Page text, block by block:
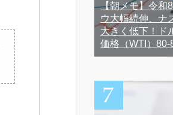
【朝メモ】令和
ウ大幅続伸、ナ
大きく低下！ド
価格（WTI）80-